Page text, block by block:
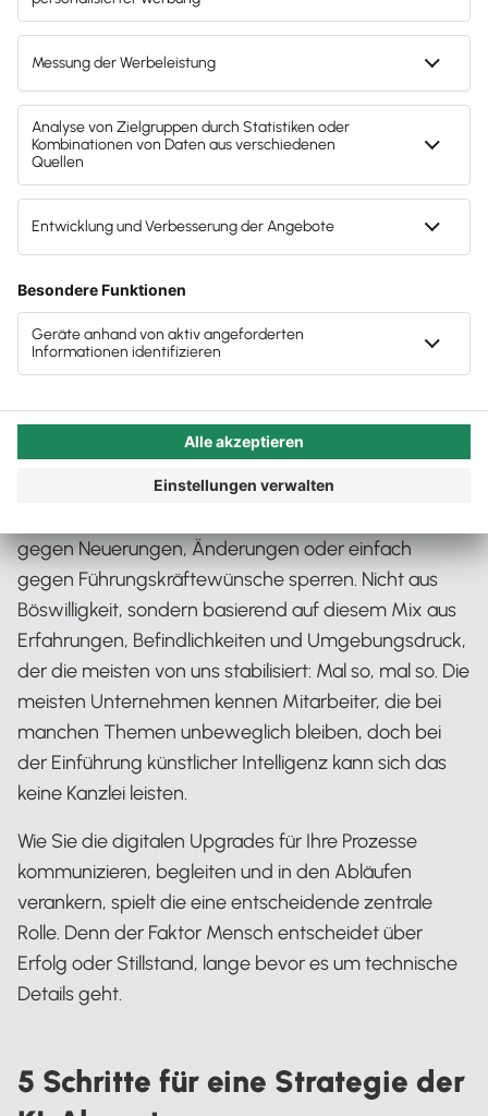
Woran KI-Einführungsprojekte in Kanzleien
Die Serie: KI in der Steuerkanzlei
sollen und daher von den Einsatzmöglichkeiten und
Verbesserungen überzeugt sein sollten. Denn eine
Führungskraft, die oder der eine Auswahl über ein
Tool trifft, hat wesentlich bessere Chancen auf
erfolgreiche Einführung, wenn er oder sie die
folgenden Dinge beachtet.
Autor:in:Carola Heine
Veröffentlicht:03.11.2025
Kategorie:
Der Faktor Mensch: Empathie
und natürliche Intelligenz plus
KI
Als Führungskraft in einer Kanzlei haben Sie
gegen Neuerungen, Änderungen oder einfach
gegen Führungskräftewünsche sperren. Nicht aus
Böswilligkeit, sondern basierend auf diesem Mix aus
Erfahrungen, Befindlichkeiten und Umgebungsdruck,
der die meisten von uns stabilisiert: Mal so, mal so. Die
meisten Unternehmen kennen Mitarbeiter, die bei
manchen Themen unbeweglich bleiben, doch bei
der Einführung künstlicher Intelligenz kann sich das
keine Kanzlei leisten.
Wie Sie die digitalen Upgrades für Ihre Prozesse
kommunizieren, begleiten und in den Abläufen
verankern, spielt die eine entscheidende zentrale
Rolle. Denn der Faktor Mensch entscheidet über
Erfolg oder Stillstand, lange bevor es um technische
Details geht.
5 Schritte für eine Strategie der